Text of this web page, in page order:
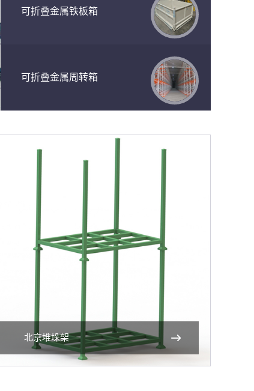
可折叠金属铁板箱
可折叠金属周转箱
北京堆垛架